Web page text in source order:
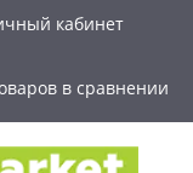
кабинет
в сравнении